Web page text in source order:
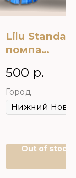
Lilu Standart
помпа
500 р.
Город
Out of stock